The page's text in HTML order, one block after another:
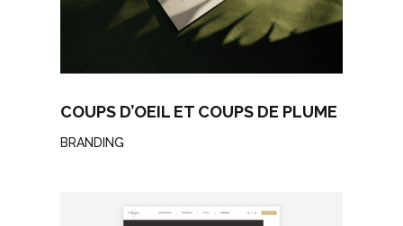
COUPS D’OEIL ET COUPS DE PLUME
BRANDING